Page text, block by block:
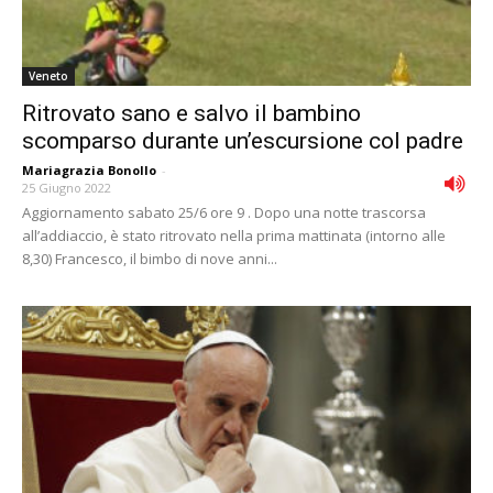
Veneto
Ritrovato sano e salvo il bambino
scomparso durante un’escursione col padre
Mariagrazia Bonollo -
25 Giugno 2022
Aggiornamento sabato 25/6 ore 9 . Dopo una notte trascorsa
all’addiaccio, è stato ritrovato nella prima mattinata (intorno alle
8,30) Francesco, il bimbo di nove anni...